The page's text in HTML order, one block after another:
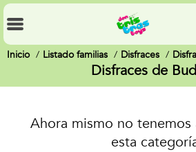
Inicio Listado familias Disfraces
Disfraces de
Ahora mismo no
esta